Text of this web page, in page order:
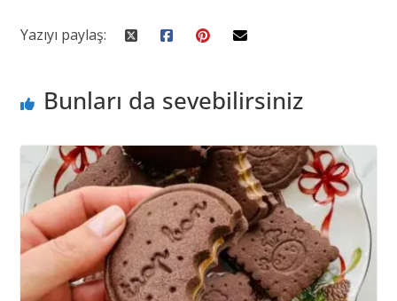
Yazıyı paylaş:
Bunları da sevebilirsiniz